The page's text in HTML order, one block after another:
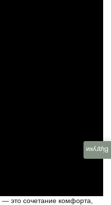
— это сочетание комфорта,
Відгуки